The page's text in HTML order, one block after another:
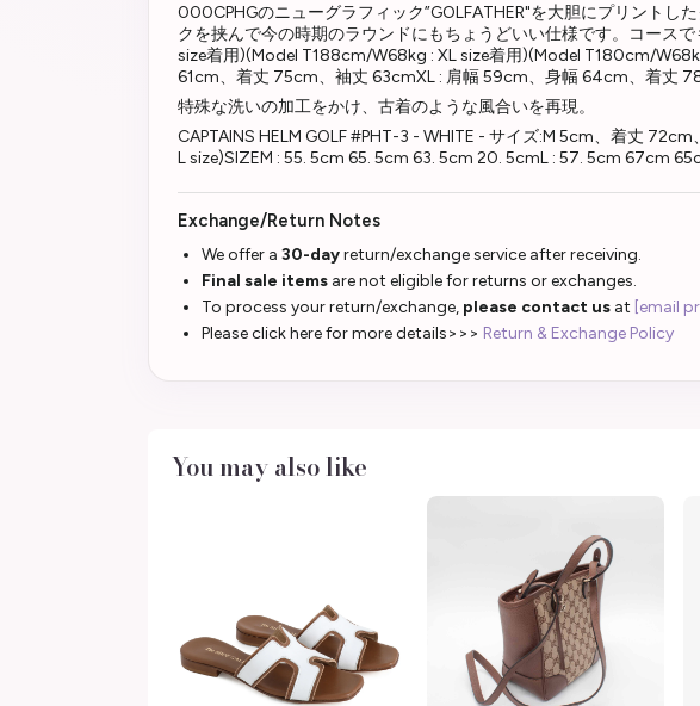
000CPHGのニューグラフィック”GOLFATHER"を大胆にプリントし
クを挟んで今の時期のラウンドにもちょうどいい仕様です。コース
size着用)(Model T188cm/W68kg : XL size着用)(Model T180cm/
61cm、着丈 75cm、袖丈 63cmXL : 肩幅 59cm、身幅 64cm、着丈
特殊な洗いの加工をかけ、古着のような風合いを再現。
CAPTAINS HELM GOLF #PHT-3 - WHITE - サイズ:M 5cm、着丈
L size)SIZEM : 55. 5cm 65. 5cm 63. 5cm 20. 5cmL : 57. 5cm 67cm
Exchange/Return Notes
We offer a 30-dayreturn/exchange service after receiving.
Final sale items are not eligible for returns or exchanges.
To process your return/exchange, please contact us at [email
Please click here for more details>>> Return & Exchange Policy
You may also like